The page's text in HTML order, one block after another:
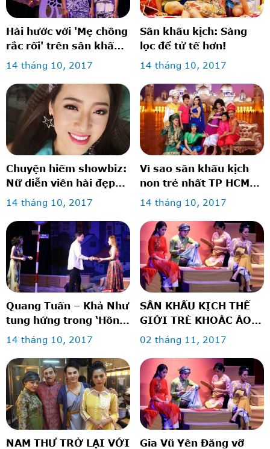
Hài hước với 'Mẹ chồng
rắc rối' trên sân khấu
kịch
14 tháng 10, 2017
Sân khấu kịch: Sàng
lọc để tử tế hơn!
14 tháng 10, 2017
Chuyện hiếm showbiz:
Nữ diễn viên hài đẹp
lộng lẫy như hot girl
14 tháng 10, 2017
Vì sao sân khấu kịch
non trẻ nhất TP HCM
vẫn trụ vững?
14 tháng 10, 2017
Quang Tuấn – Khả Như
tung hứng trong ‘Hồn
anh xác em’
14 tháng 10, 2017
SÂN KHẤU KỊCH THẾ
GIỚI TRẺ KHOÁC ÁO
MỚI
02 tháng 11, 2017
NAM THƯ TRỞ LẠI VỚI
Gia Vũ Yên Đăng vỡ